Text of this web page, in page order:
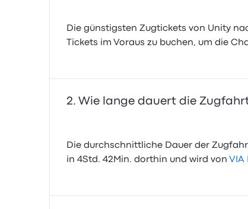
Die günstigsten Zugtickets von Unity
Tickets im Voraus zu buchen, um die
Wie lange dauert die
Die durchschnittliche Dauer der
in 4Std. 42Min. dorthin und wird von VIA